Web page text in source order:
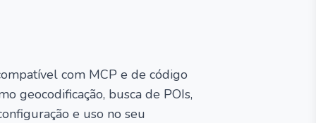
com MCP e de código
geocodificação, busca de POIs,
e uso no seu